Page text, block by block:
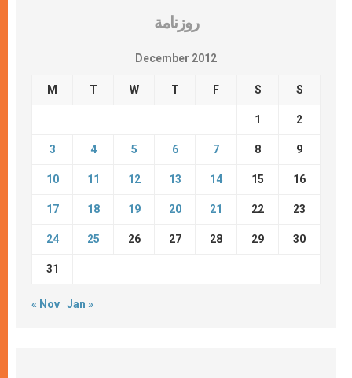
روزنامة
December 2012
M T W T F S S
1 2
3 4 5 6 7 8 9
10 11 12 13 14 15 16
17 18 19 20 21 22 23
24 25 26 27 28 29 30
31
« Nov Jan »